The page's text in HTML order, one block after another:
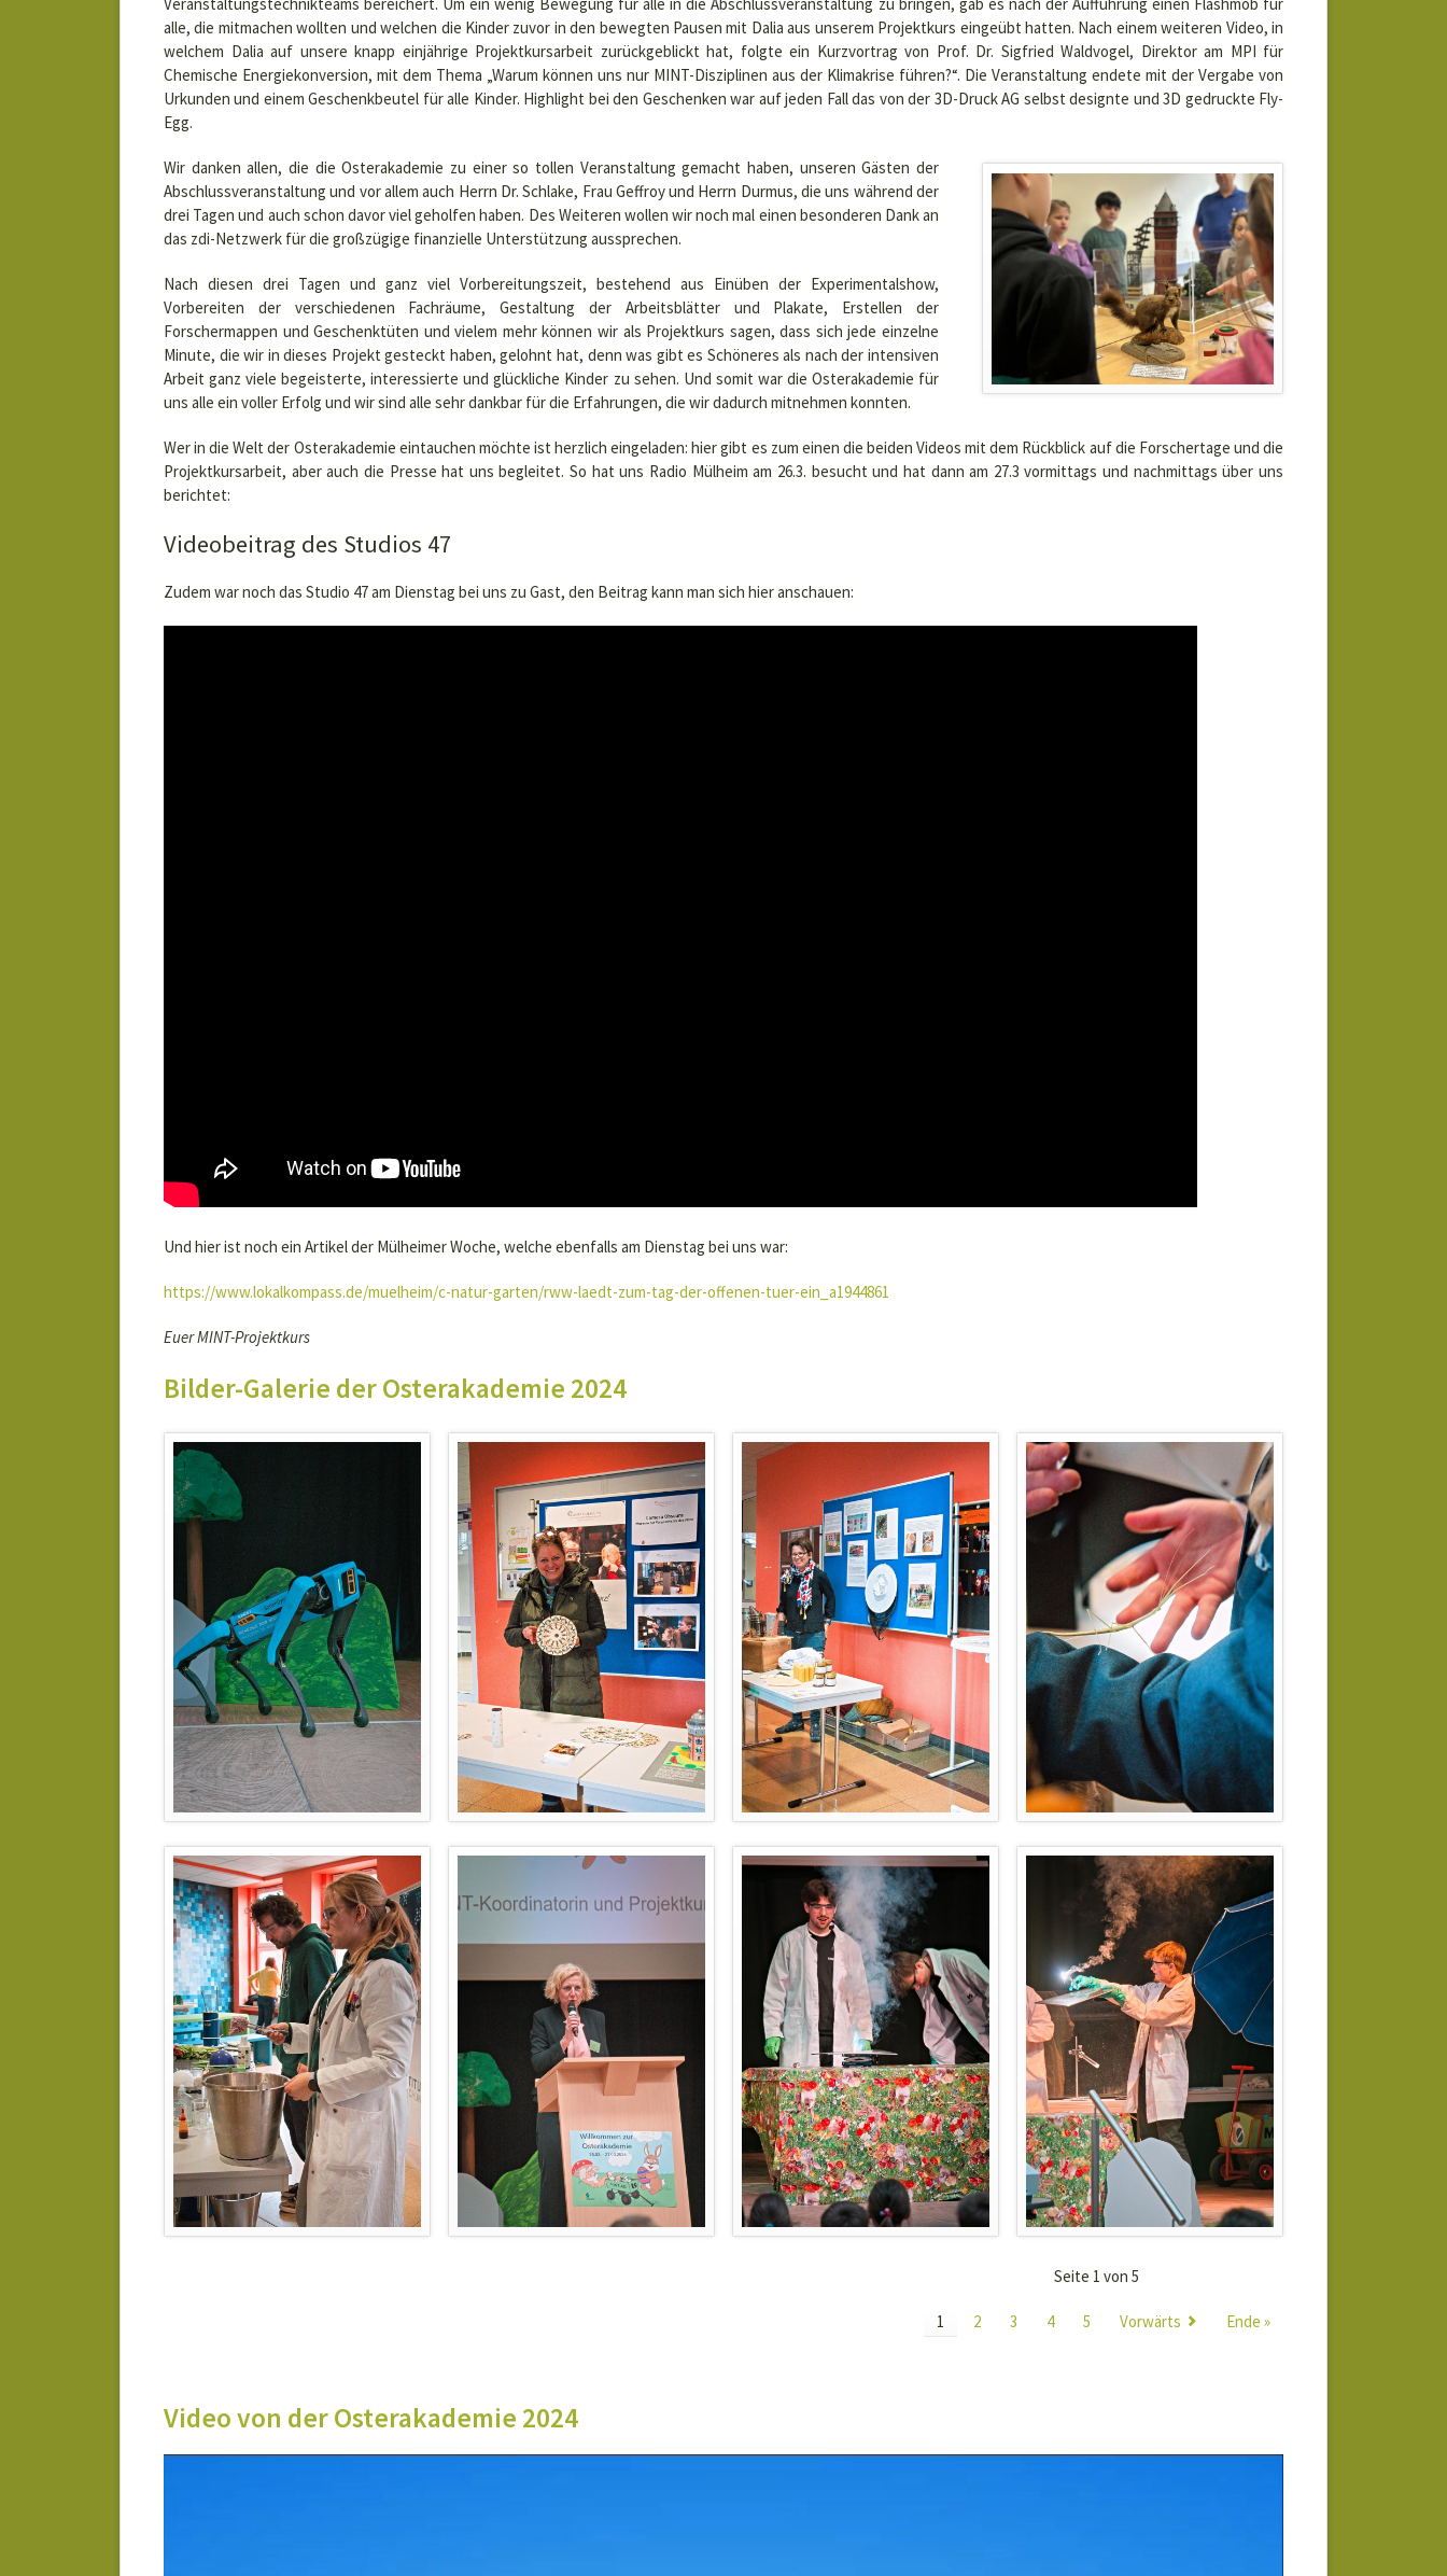
alle, die mitmachen wollten und welchen die Kinder zuvor in den bewegten Pausen mit Dalia aus unserem Projektkurs eingeübt hatten. Nach einem weiteren Video, in
welchem Dalia auf unsere knapp einjährige Projektkursarbeit zurückgeblickt hat, folgte ein Kurzvortrag von Prof. Dr. Sigfried Waldvogel, Direktor am MPI für
Chemische Energiekonversion, mit dem Thema „Warum können uns nur MINT-Disziplinen aus der Klimakrise führen?“. Die Veranstaltung endete mit der Vergabe von
Urkunden und einem Geschenkbeutel für alle Kinder. Highlight bei den Geschenken war auf jeden Fall das von der 3D-Druck AG selbst designte und 3D gedruckte Fly-
Egg.
Wir danken allen, die die Osterakademie zu einer so tollen Veranstaltung gemacht haben, unseren Gästen der
Abschlussveranstaltung und vor allem auch Herrn Dr. Schlake, Frau Geffroy und Herrn Durmus, die uns während der
drei Tagen und auch schon davor viel geholfen haben. Des Weiteren wollen wir noch mal einen besonderen Dank an
das zdi-Netzwerk für die großzügige finanzielle Unterstützung aussprechen.
Nach diesen drei Tagen und ganz viel Vorbereitungszeit, bestehend aus Einüben der Experimentalshow,
Vorbereiten der verschiedenen Fachräume, Gestaltung der Arbeitsblätter und Plakate, Erstellen der
Forschermappen und Geschenktüten und vielem mehr können wir als Projektkurs sagen, dass sich jede einzelne
Minute, die wir in dieses Projekt gesteckt haben, gelohnt hat, denn was gibt es Schöneres als nach der intensiven
Arbeit ganz viele begeisterte, interessierte und glückliche Kinder zu sehen. Und somit war die Osterakademie für
uns alle ein voller Erfolg und wir sind alle sehr dankbar für die Erfahrungen, die wir dadurch mitnehmen konnten.
Wer in die Welt der Osterakademie eintauchen möchte ist herzlich eingeladen: hier gibt es zum einen die beiden Videos mit dem Rückblick auf die Forschertage und die
Projektkursarbeit, aber auch die Presse hat uns begleitet. So hat uns Radio Mülheim am 26.3. besucht und hat dann am 27.3 vormittags und nachmittags über uns
berichtet:
Videobeitrag des Studios 47
Zudem war noch das Studio 47 am Dienstag bei uns zu Gast, den Beitrag kann man sich hier anschauen:
Und hier ist noch ein Artikel der Mülheimer Woche, welche ebenfalls am Dienstag bei uns war:
https://www.lokalkompass.de/muelheim/c-natur-garten/rww-laedt-zum-tag-der-offenen-tuer-ein_a1944861
Euer MINT-Projektkurs
Bilder-Galerie der Osterakademie 2024
Seite 1 von 5
1 2 3 4 5 Vorwärts Ende »
Video von der Osterakademie 2024